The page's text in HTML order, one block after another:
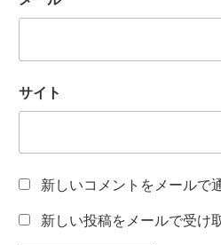
サイト
新しいコメントをメールで
新しい投稿をメールで受け